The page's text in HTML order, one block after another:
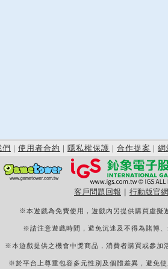
們 | 使用者合約 | 隱私權保護 | 合作提案 | 網
客戶問題回報 行動版官網
※本遊戲為免費使用，遊戲內另提供購買虛擬
※請注意遊戲時間，避免沉迷及不得為賭博、
※本遊戲提供之機會中獎商品，消費者購買或參加
※於平台上尊重包容多元性別及個體差異，避免使